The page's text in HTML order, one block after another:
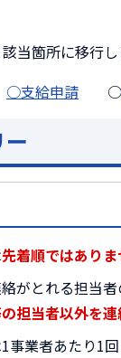
当箇所に移行し
○支給申請 ○
先着順ではあり
がとれる担当
担当者以外を
事業者あたり1